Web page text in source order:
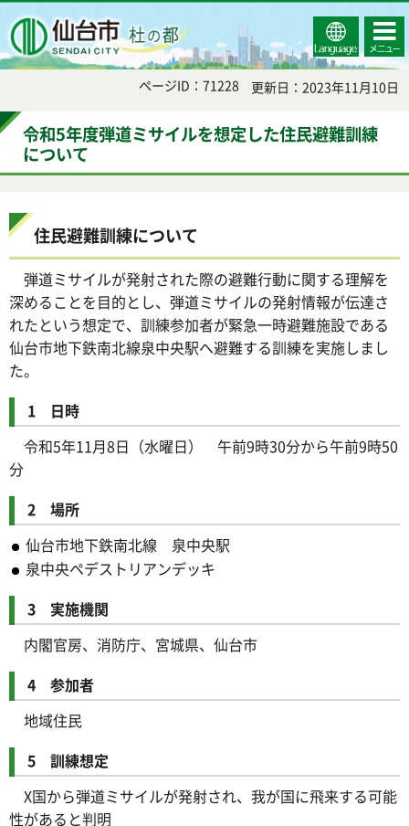
Select
Language
コンテ
ンツメ
ニュー
ページID：71228 更新日：2023年11月10日
令和5年度弾道ミサイルを想定した住民避難訓練
について
住民避難訓練について
弾道ミサイルが発射された際の避難行動に関する理解を
深めることを目的とし、弾道ミサイルの発射情報が伝達さ
れたという想定で、訓練参加者が緊急一時避難施設である
仙台市地下鉄南北線泉中央駅へ避難する訓練を実施しまし
た。
1 日時
令和5年11月8日（水曜日） 午前9時30分から午前9時50
分
2 場所
仙台市地下鉄南北線 泉中央駅
泉中央ペデストリアンデッキ
3 実施機関
内閣官房、消防庁、宮城県、仙台市
4 参加者
地域住民
5 訓練想定
X国から弾道ミサイルが発射され、我が国に飛来する可能
性があると判明